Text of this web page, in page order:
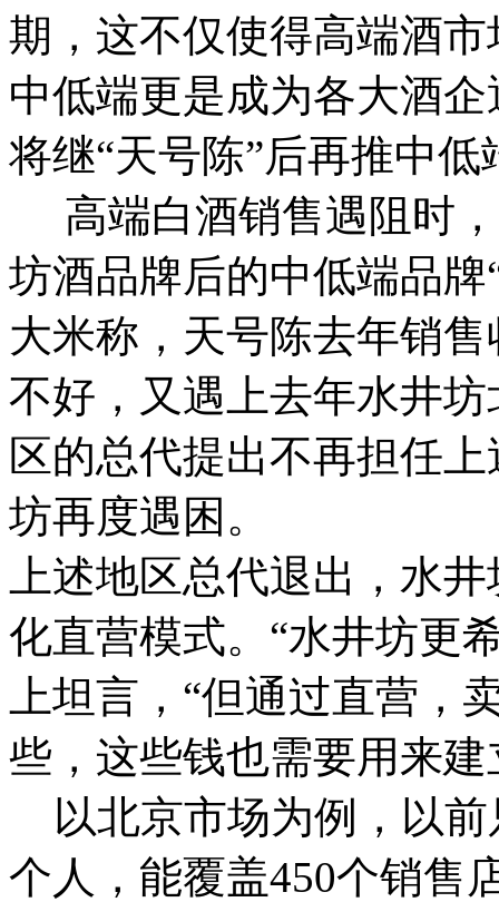
期，这不仅使得高端酒
中低端更是成为各大酒
将继“天号陈”后再推中低
高端白酒销售遇阻时，
坊酒品牌后的中低端品
大米称，天号陈去年销
不好，又遇上去年水井
区的总代提出不再担任
坊再度遇困。
上述地区总代退出，水
化直营模式。“水井坊更
上坦言，“但通过直营，
些，这些钱也需要用来
以北京市场为例，以前
个人，能覆盖450个销售